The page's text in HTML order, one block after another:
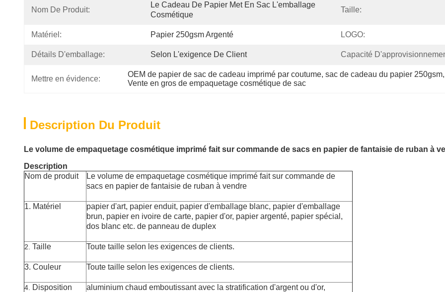
Nom De Produit:
Le Cadeau De Papier Met En Sac L'emballage
Cosmétique
Taille:
Matériel: Papier 250gsm Argenté LOGO:
Détails D'emballage: Selon L'exigence De Client Capacité
Mettre en évidence:
OEM de papier de sac de cadeau imprimé par coutume, sac de cadeau du papier 250gsm,
Vente en gros de empaquetage cosmétique de sac
Description Du Produit
Le volume de empaquetage cosmétique imprimé fait sur commande de sacs en papier de fantaisie de ruban à
Description
Nom de produit
Le volume de empaquetage cosmétique imprimé fait sur commande de
sacs en papier de fantaisie de ruban à vendre
1. Matériel
papier d'art, papier enduit, papier d'emballage blanc, papier d'emballage
brun, papier en ivoire de carte, papier d'or, papier argenté, papier spécial,
dos blanc etc. de panneau de duplex
2. Taille Toute taille selon les exigences de clients.
3. Couleur Toute taille selon les exigences de clients.
4.
Disposition
aluminium chaud emboutissant avec la stratification d'argent ou d'or,